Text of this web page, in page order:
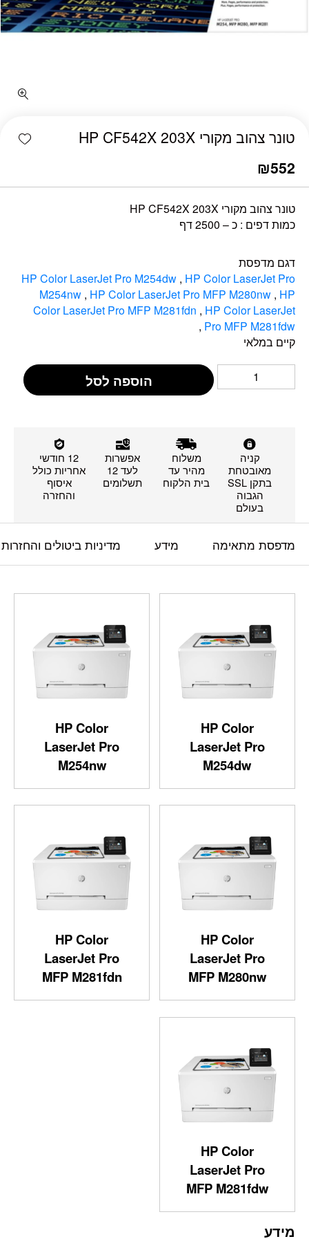
טונר צהוב מקורי HP CF542X 203X
₪552
טונר צהוב מקורי HP CF542X 203X
כמות דפים : כ – 2500 דף
דגם מדפסת
HP Color LaserJet Pro M254dw , HP Color LaserJet Pro
M254nw , HP Color LaserJet Pro MFP M280nw , HP
Color LaserJet Pro MFP M281fdn , HP Color LaserJet
Pro MFP M281fdw
,
קיים במלאי
הוספה לסל
קניה
מאובטחת
בתקן SSL
הגבוה
בעולם
משלוח
מהיר עד
בית הלקוח
אפשרות
לעד 12
תשלומים
12 חודשי
אחריות כולל
איסוף
והחזרה
מדפסת מתאימה מידע מדיניות ביטולים והחזרות
HP Color
LaserJet Pro
M254dw
HP Color
LaserJet Pro
M254nw
HP Color
LaserJet Pro
MFP M280nw
HP Color
LaserJet Pro
MFP M281fdn
HP Color
LaserJet Pro
MFP M281fdw
מידע